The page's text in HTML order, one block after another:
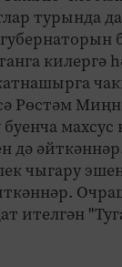
турында
килергә
Рөстәм
махсус
дә
чыгару
ителгән